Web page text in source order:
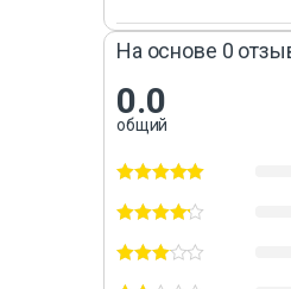
На основе 0
0.0
общий